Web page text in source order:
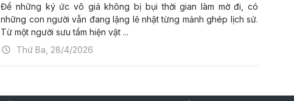
Để những ký ức vô giá không bị bụi thời gian làm mờ đi, có
những con người vẫn đang lặng lẽ nhặt từng mảnh ghép lịch sử.
Từ một người sưu tầm hiện vật ...
Thứ Ba, 28/4/2026